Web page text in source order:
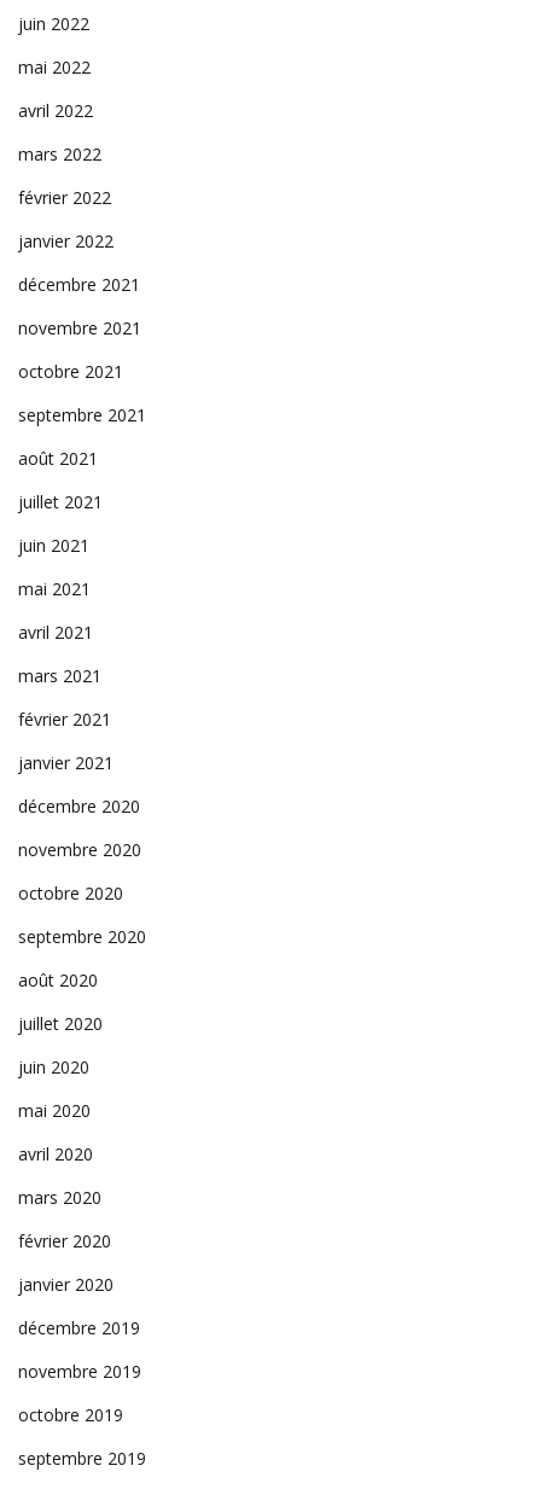
juin 2022
mai 2022
avril 2022
mars 2022
février 2022
janvier 2022
décembre 2021
novembre 2021
octobre 2021
septembre 2021
août 2021
juillet 2021
juin 2021
mai 2021
avril 2021
mars 2021
février 2021
janvier 2021
décembre 2020
novembre 2020
octobre 2020
septembre 2020
août 2020
juillet 2020
juin 2020
mai 2020
avril 2020
mars 2020
février 2020
janvier 2020
décembre 2019
novembre 2019
octobre 2019
septembre 2019